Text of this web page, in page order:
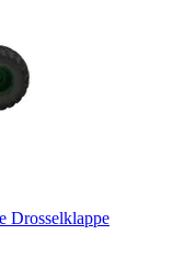
Drosselklappe